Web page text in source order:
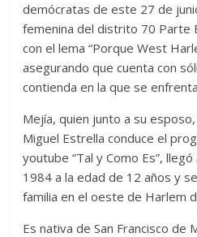
demócratas de este 27 de
femenina del distrito 70 Parte
con el lema “Porque West
asegurando que cuenta con
contienda en la que se
Mejía, quien junto a su
Miguel Estrella conduce el
youtube “Tal y Como Es”,
1984 a la edad de 12 años y
familia en el oeste de Harlem
Es nativa de San Francisco de